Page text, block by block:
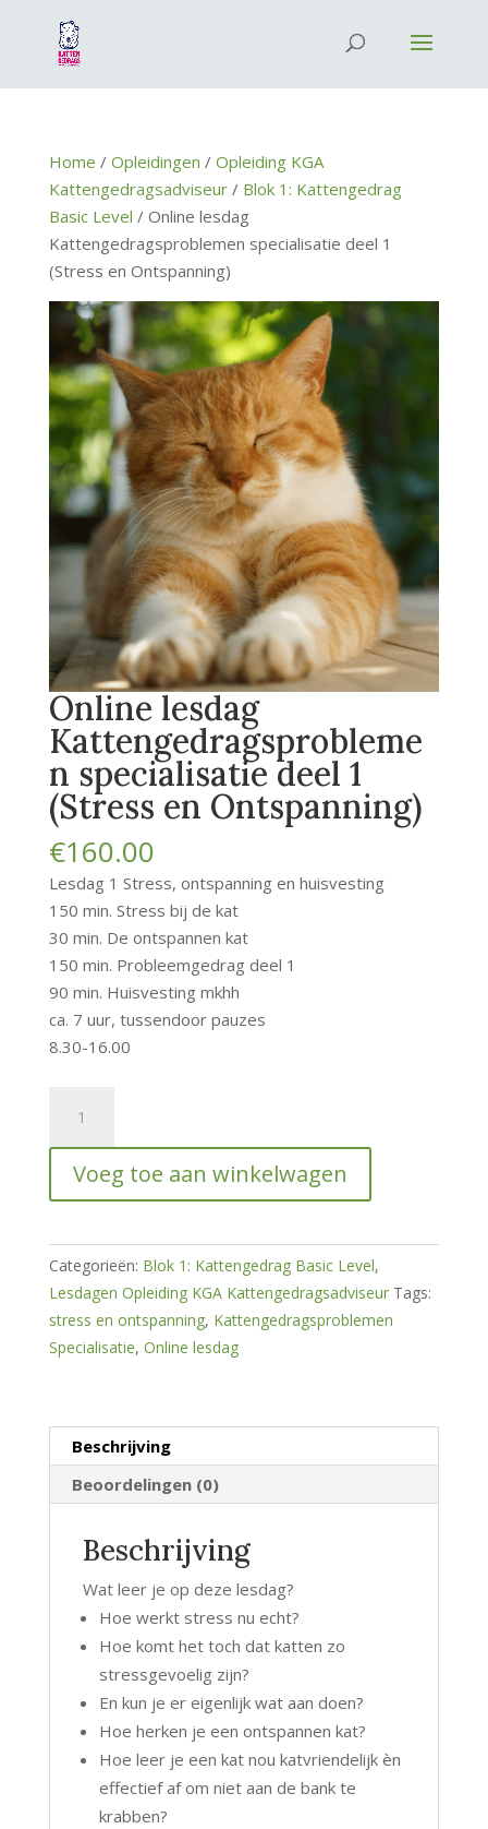
Home / Opleidingen / Opleiding KGA
Kattengedragsadviseur/ Blok 1: Kattengedrag
Basic Level / Online lesdag
Kattengedragsproblemen specialisatie deel 1
(Stress en Ontspanning)
Online lesdag
Kattengedragsprobleme
n specialisatie deel 1
(Stress en Ontspanning)
€160.00
Lesdag 1 Stress, ontspanning en huisvesting
150 min. Stress bij de kat
30 min. De ontspannen kat
150 min. Probleemgedrag deel 1
90 min. Huisvesting mkhh
ca. 7 uur, tussendoor pauzes
8.30-16.00
lesdag
Kattengedragsproblemen
specialisatie
deel
(Stress
en
Ontspanning)
hoeveelheid
Voeg toe aan winkelwagen
Categorieën: Blok 1: Kattengedrag Basic Level,
Lesdagen Opleiding KGA Kattengedragsadviseur Tags:
stress en ontspanning, Kattengedragsproblemen
Specialisatie, Online lesdag
Beschrijving
Beoordelingen (0)
Beschrijving
Wat leer je op deze lesdag?
Hoe werkt stress nu echt?
Hoe komt het toch dat katten zo
stressgevoelig zijn?
En kun je er eigenlijk wat aan doen?
Hoe herken je een ontspannen kat?
Hoe leer je een kat nou katvriendelijk èn
effectief af om niet aan de bank te
krabben?